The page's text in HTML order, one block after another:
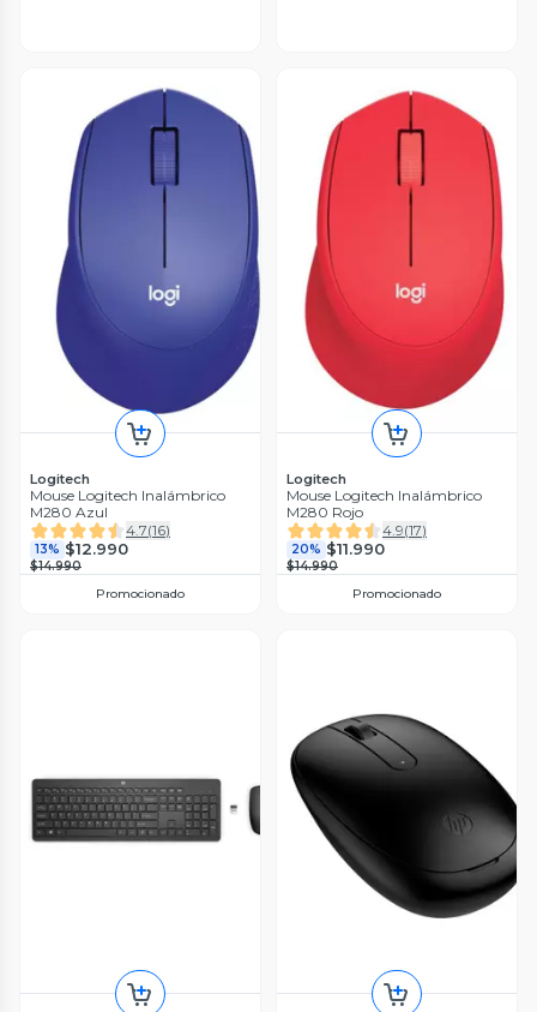
Logitech
Mouse Logitech Inalámbrico
M280 Azul
4.7(16)
13% $12.990
$14.990
Promocionado
Logitech
Mouse Logitech Inalámbrico
M280 Rojo
4.9(17)
20% $11.990
$14.990
Promocionado